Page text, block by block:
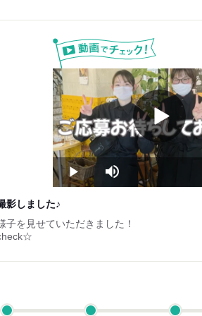
Play
Video
Play Mute
影しました♪
子を見せていただきました！